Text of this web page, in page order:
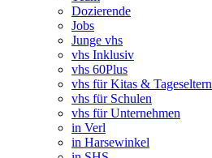
Dozierende
Jobs
Junge vhs
vhs Inklusiv
vhs 60Plus
vhs für Kitas & Tageseltern
vhs für Schulen
vhs für Unternehmen
in Verl
in Harsewinkel